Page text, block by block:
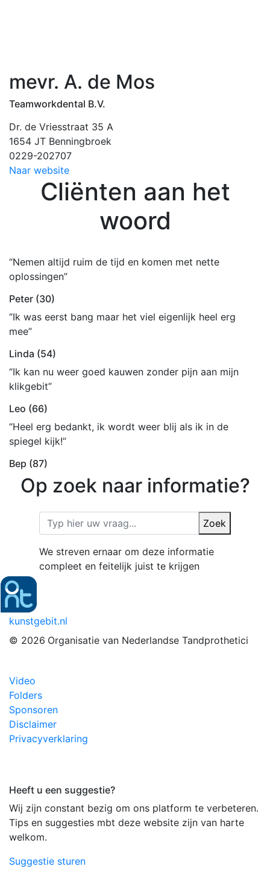
mevr. A. de Mos
Teamworkdental B.V.
Dr. de Vriesstraat 35 A
1654 JT Benningbroek
0229-202707
Naar website
Cliënten aan het
woord
“Nemen altijd ruim de tijd en komen met nette
oplossingen”
Peter (30)
“Ik was eerst bang maar het viel eigenlijk heel erg
mee”
Linda (54)
“Ik kan nu weer goed kauwen zonder pijn aan mijn
klikgebit”
Leo (66)
“Heel erg bedankt, ik wordt weer blij als ik in de
spiegel kijk!”
Bep (87)
Op zoek naar informatie?
Zoek
We streven ernaar om deze informatie
compleet en feitelijk juist te krijgen
kunstgebit.nl
© 2026 Organisatie van Nederlandse Tandprothetici
Video
Folders
Sponsoren
Disclaimer
Privacyverklaring
Heeft u een suggestie?
Wij zijn constant bezig om ons platform te verbeteren.
Tips en suggesties mbt deze website zijn van harte
welkom.
Suggestie sturen